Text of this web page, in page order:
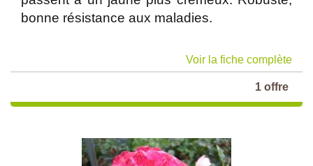
bonne résistance aux maladies.
Voir la fiche complète
1 offre